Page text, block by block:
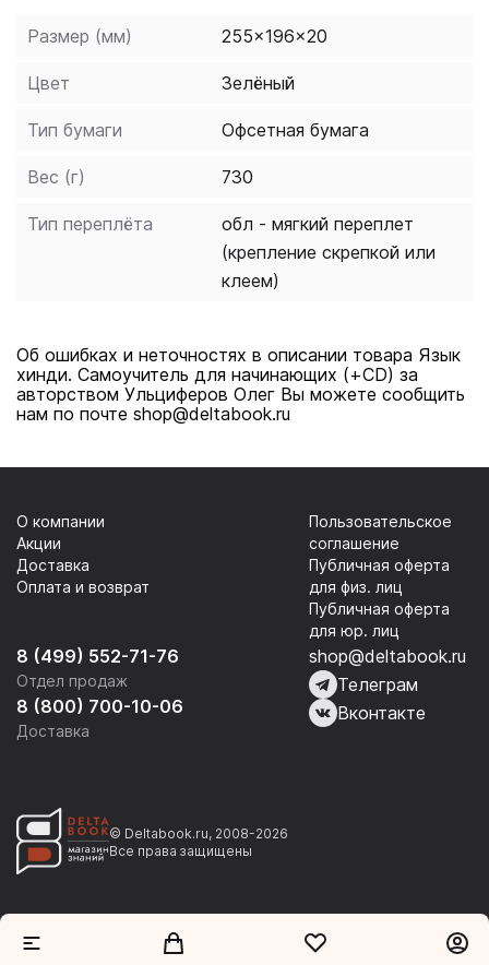
или думает, что не имеет способностей к ним.
хинди в типовых ситуациях, читать тексты средней
сложности и не попадать в неловкое положение из-
поведения.
Размер (мм) 255x196x20
Цвет Зелёный
Тип бумаги Офсетная бумага
Вес (г) 730
Тип переплёта
обл - мягкий переплет
(крепление скрепкой или
клеем)
Об ошибках и неточностях в описании товара Язык
хинди. Самоучитель для начинающих (+CD) за
авторством Ульциферов Олег Вы можете сообщить
нам по почте shop@deltabook.ru
8 (499) 552-71-76
Отдел продаж
8 (800) 700-10-06
Доставка
О компании
Акции
Доставка
Оплата и возврат
Пользовательское
соглашение
Публичная оферта
для физ. лиц
Публичная оферта
для юр. лиц
shop@deltabook.ru
Телеграм
Вконтакте
© Deltabook.ru, 2008-2026
Все права защищены